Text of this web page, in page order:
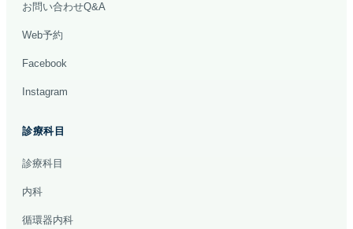
お問い合わせQ&A
Web予約
Facebook
Instagram
診療科目
診療科目
内科
循環器内科